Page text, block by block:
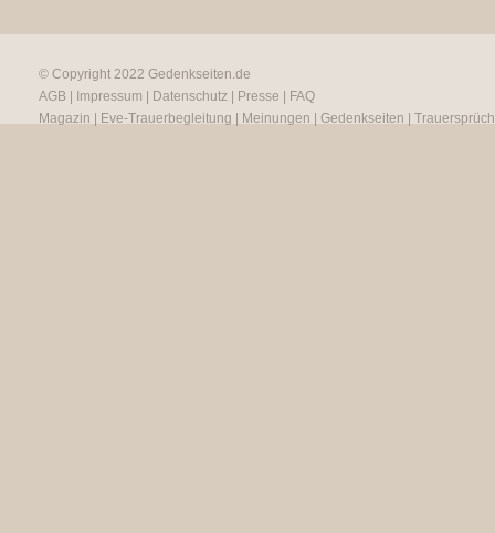
© Copyright 2022 Gedenkseiten.de
AGB
Impressum Datenschutz Presse
FAQ
Magazin
Eve-Trauerbegleitung Meinungen Gedenkseiten